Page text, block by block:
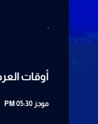
.
أوقات
موجز 05:30 PM